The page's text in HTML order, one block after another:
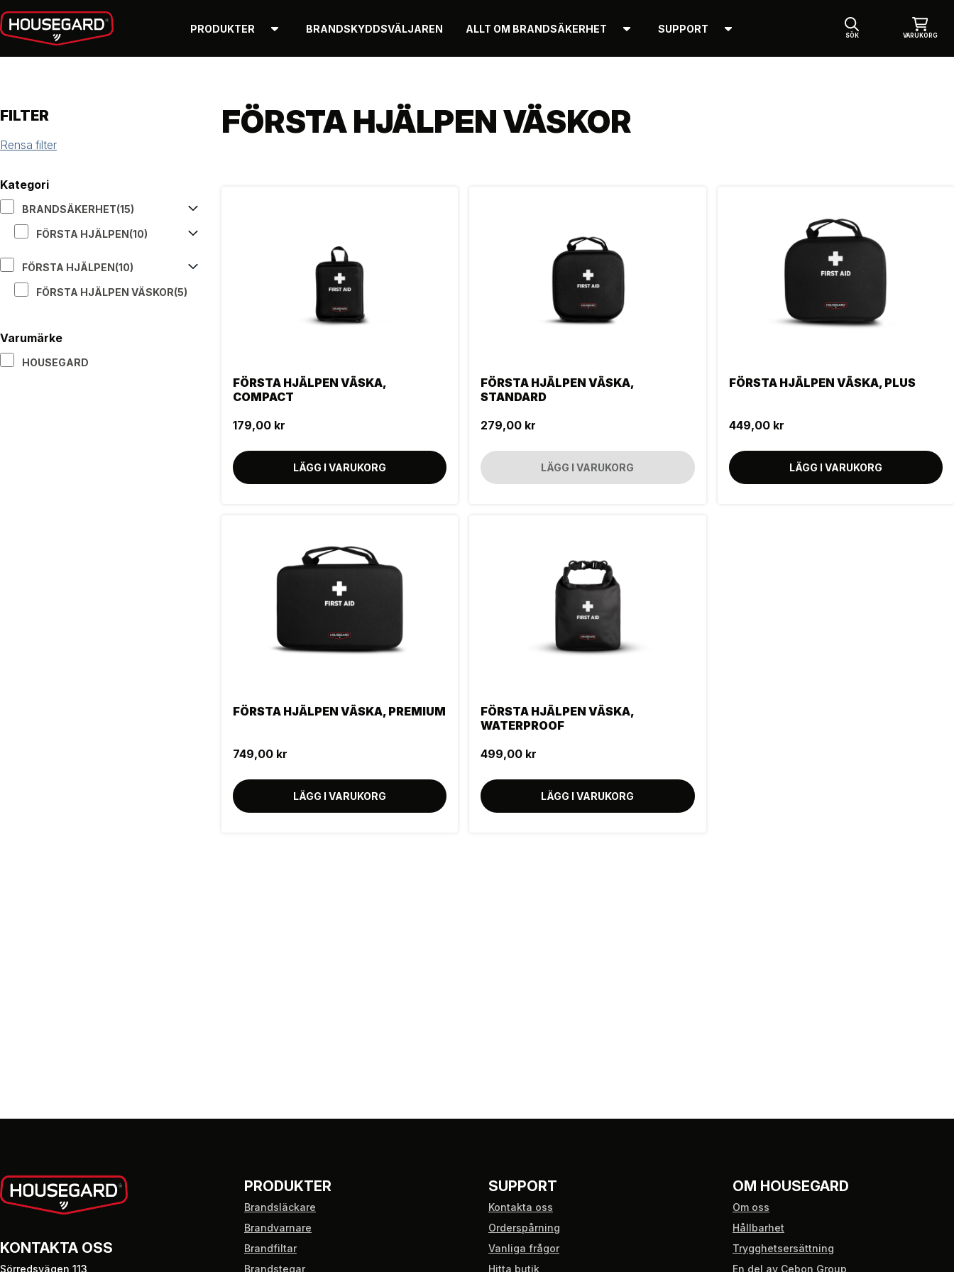
PRODUKTER BRANDSKYDDSVÄLJAREN ALLT OM BRANDSÄKERHET SUPPORT
SÖK VARUKORG
FILTER
Rensa filter
Kategori
BRANDSÄKERHET(15)
FÖRSTA HJÄLPEN(10)
FÖRSTA HJÄLPEN(10)
FÖRSTA HJÄLPEN VÄSKOR(5)
Varumärke
HOUSEGARD
FÖRSTA HJÄLPEN VÄSKOR
FÖRSTA HJÄLPEN VÄSKA,
COMPACT
179,00 kr
LÄGG I VARUKORG
FÖRSTA HJÄLPEN VÄSKA,
STANDARD
279,00 kr
LÄGG I VARUKORG
FÖRSTA HJÄLPEN VÄSKA, PLUS
449,00 kr
LÄGG I VARUKORG
FÖRSTA HJÄLPEN VÄSKA, PREMIUM
749,00 kr
LÄGG I VARUKORG
FÖRSTA HJÄLPEN VÄSKA,
WATERPROOF
499,00 kr
LÄGG I VARUKORG
KONTAKTA OSS
Sörredsvägen 113,
PRODUKTER
Brandsläckare
Brandvarnare
Brandfiltar
Brandstegar
SUPPORT
Kontakta oss
Orderspårning
Vanliga frågor
Hitta butik
OM HOUSEGARD
Om oss
Hållbarhet
Trygghetsersättning
En del av Cebon Group